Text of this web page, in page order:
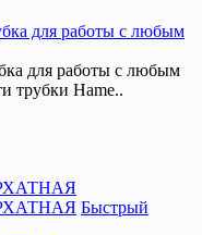
для работы с любым
для работы с любым
трубки Hame..
Быстрый